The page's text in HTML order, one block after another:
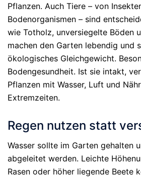
Pflanzen. Auch Tiere – von
Bodenorganismen – sind
wie Totholz, unversiegelte Böden
machen den Garten lebendig und
ökologisches Gleichgewicht.
Bodengesundheit. Ist sie intakt,
Pflanzen mit Wasser, Luft und
Extremzeiten.
Regen nutzen statt
Wasser sollte im Garten gehalten
abgeleitet werden. Leichte
Rasen oder höher liegende Beete